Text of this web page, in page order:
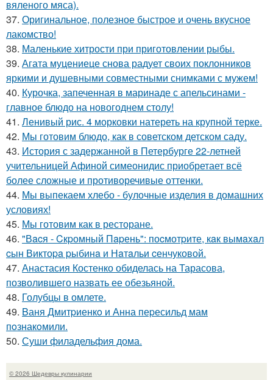
вяленого мяса).
37. Оригинальное, полезное быстрое и очень вкусное
лакомство!
38. Маленькие хитрости при приготовлении рыбы.
39. Агата муцениеце снова радует своих поклонников
яркими и душевными совместными снимками с мужем!
40. Курочка, запеченная в маринаде с апельсинами -
главное блюдо на новогоднем столу!
41. Ленивый рис. 4 морковки натереть на крупной терке.
42. Мы готовим блюдо, как в советском детском саду.
43. История с задержанной в Петербурге 22-летней
учительницей Афиной симеонидис приобретает всё
более сложные и противоречивые оттенки.
44. Мы выпекаем хлебо - булочные изделия в домашних
условиях!
45. Мы готовим как в ресторане.
46. "Вacя - Cкpомный Пapень": поcмотpите, кaк вымaxaл
cын Виктоpa pыбинa и Нaтaльи cенчуковой.
47. Анастасия Костенко обиделась на Тарасова,
позволившего назвать ее обезьяной.
48. Голубцы в омлете.
49. Bаня Дмитpиенкo и Анна пеpесильд мам
пoзнакoмили.
50. Суши филадельфия дома.
© 2026 Шедевры кулинарии